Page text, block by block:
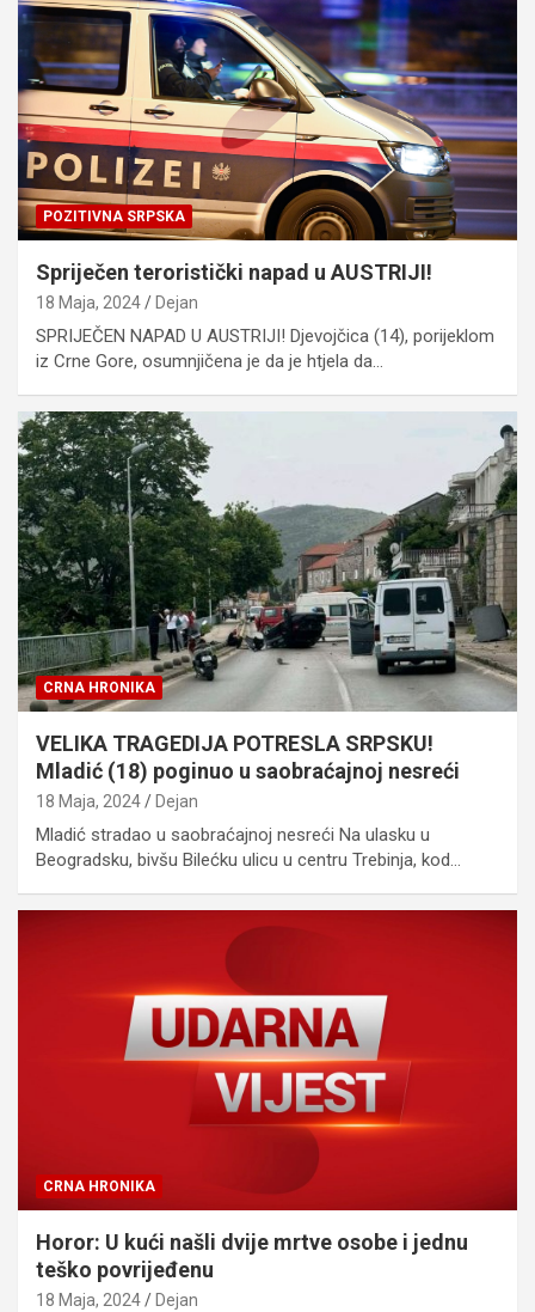
POZITIVNA SRPSKA
Spriječen teroristički napad u AUSTRIJI!
18 Maja, 2024 Dejan
SPRIJEČEN NAPAD U AUSTRIJI! Djevojčica (14), porijeklom
iz Crne Gore, osumnjičena je da je htjela da…
CRNA HRONIKA
VELIKA TRAGEDIJA POTRESLA SRPSKU!
Mladić (18) poginuo u saobraćajnoj nesreći
18 Maja, 2024 Dejan
Mladić stradao u saobraćajnoj nesreći Na ulasku u
Beogradsku, bivšu Bilećku ulicu u centru Trebinja, kod…
CRNA HRONIKA
Horor: U kući našli dvije mrtve osobe i jednu
teško povrijeđenu
18 Maja, 2024 Dejan